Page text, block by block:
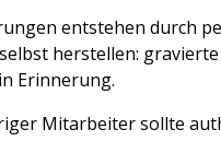
entstehen durch
herstellen:
Erinnerung.
Mitarbeiter sollte